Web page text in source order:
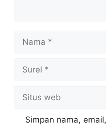
web
Simpan nama,